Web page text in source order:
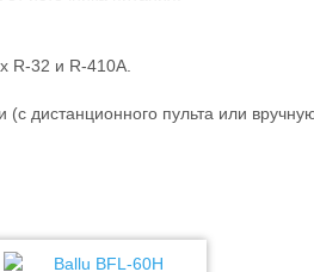
R-32 и R-410A.
(с дистанционного пульта или